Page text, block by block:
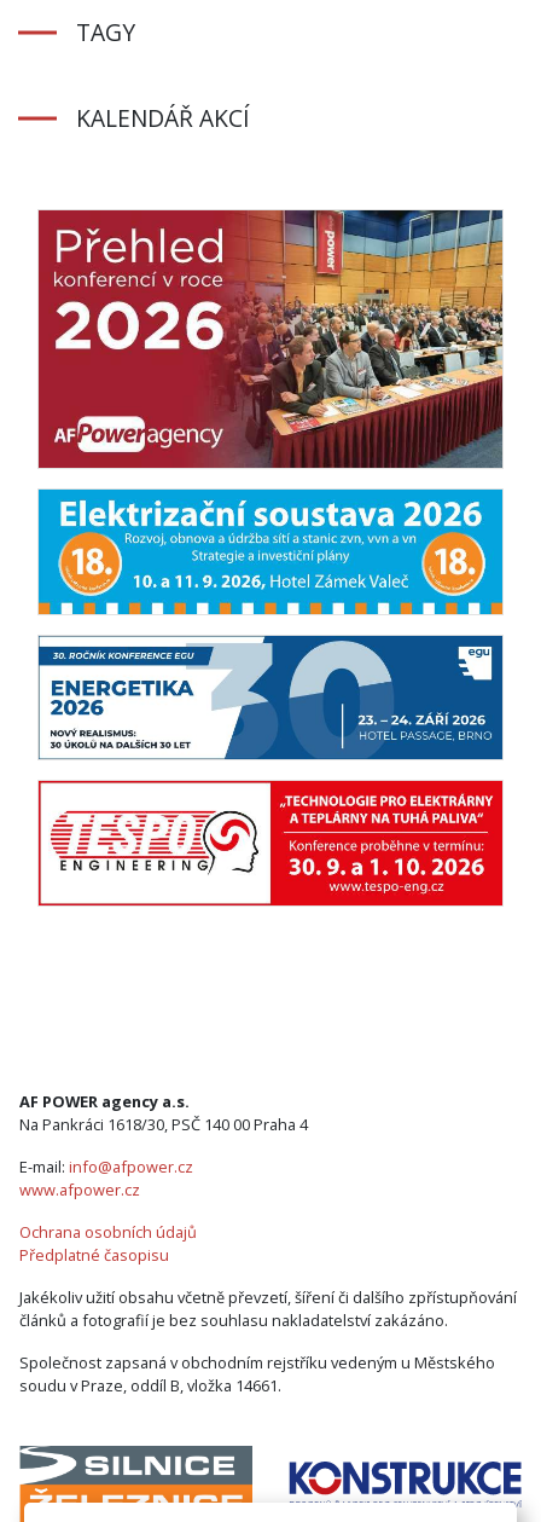
TAGY
KALENDÁŘ AKCÍ
AF POWER agency a.s.
Na Pankráci 1618/30, PSČ 140 00 Praha 4
E-mail: info@afpower.cz
www.afpower.cz
Ochrana osobních údajů
Předplatné časopisu
Jakékoliv užití obsahu včetně převzetí, šíření či dalšího zpřístupňování
článků a fotografií je bez souhlasu nakladatelství zakázáno.
Společnost zapsaná v obchodním rejstříku vedeným u Městského
soudu v Praze, oddíl B, vložka 14661.